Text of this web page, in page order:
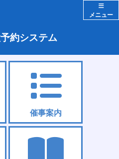
メニュー
約システム
催事案内